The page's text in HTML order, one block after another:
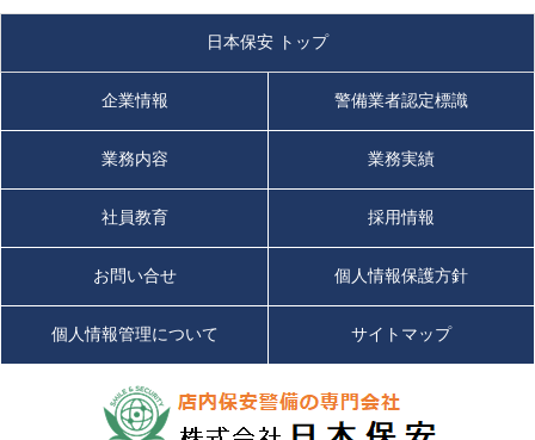
日本保安 トップ
企業情報 警備業者認定標識
業務内容 業務実績
社員教育 採用情報
お問い合せ 個人情報保護方針
個人情報管理について サイトマップ